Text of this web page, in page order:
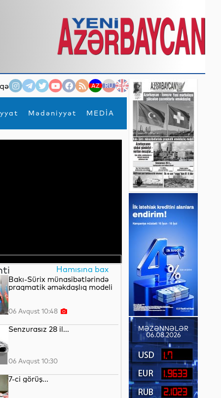
AZ RU EN
Mədəniyyət MEDİA
×
Hamısına bax
Bakı-Sürix münasibətlərində
praqmatik əməkdaşlıq modeli
06 Avqust 10:48
Senzurasız 28 il...
06 Avqust 10:30
7-ci görüş...
MƏZƏNNƏLƏR
06.08.2026
1.7
1.9633
2.1023